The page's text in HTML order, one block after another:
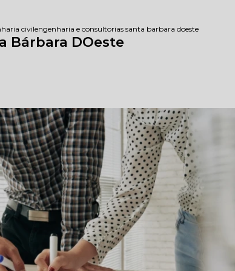
civilengenharia e consultorias santa barbara doeste
Bárbara DOeste